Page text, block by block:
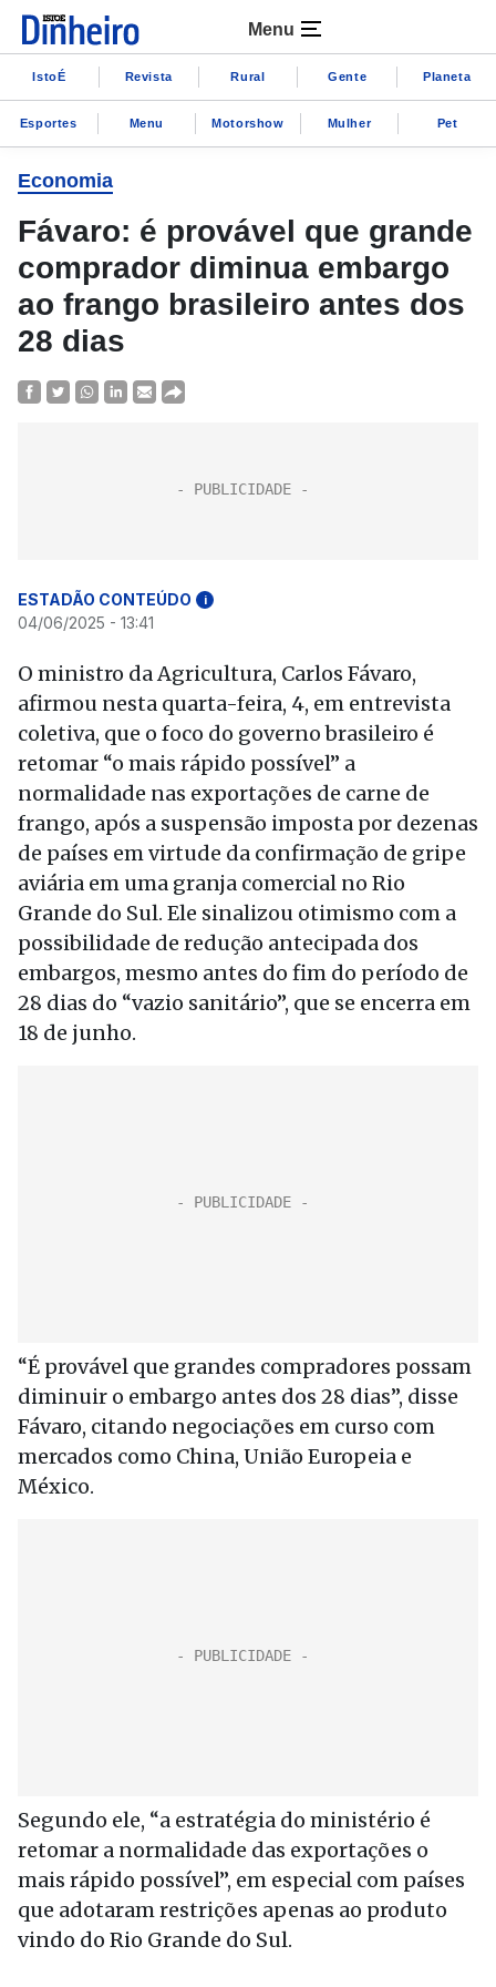
Menu
IstoÉ Revista Rural Gente Planeta
Esportes Menu Motorshow Mulher Pet
Economia
Fávaro: é provável que grande
comprador diminua embargo
ao frango brasileiro antes dos
28 dias
ESTADÃO CONTEÚDO i
04/06/2025 - 13:41
O ministro da Agricultura, Carlos Fávaro,
afirmou nesta quarta-feira, 4, em entrevista
coletiva, que o foco do governo brasileiro é
retomar “o mais rápido possível” a
normalidade nas exportações de carne de
frango, após a suspensão imposta por dezenas
de países em virtude da confirmação de gripe
aviária em uma granja comercial no Rio
Grande do Sul. Ele sinalizou otimismo com a
possibilidade de redução antecipada dos
embargos, mesmo antes do fim do período de
28 dias do “vazio sanitário”, que se encerra em
18 de junho.
“É provável que grandes compradores possam
diminuir o embargo antes dos 28 dias”, disse
Fávaro, citando negociações em curso com
mercados como China, União Europeia e
México.
Segundo ele, “a estratégia do ministério é
retomar a normalidade das exportações o
mais rápido possível”, em especial com países
que adotaram restrições apenas ao produto
vindo do Rio Grande do Sul.